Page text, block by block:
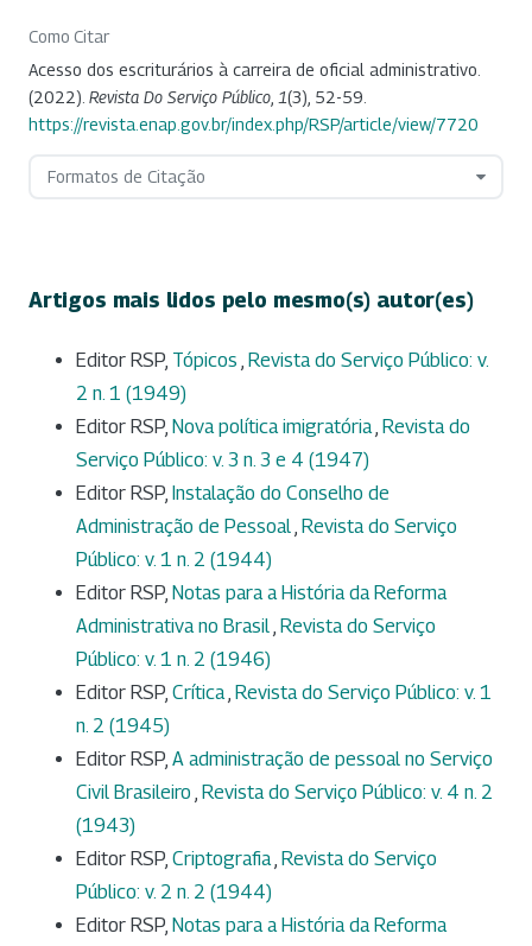
Como Citar
Acesso dos escriturários à carreira de oficial administrativo.
(2022). Revista Do Serviço Público 1(3), 52-59.
https://revista.enap.gov.br/index.php/RSP/article/view/7720
Formatos de Citação
Artigos mais lidos pelo mesmo(s) autor(es)
Editor RSP, Tópicos , Revista do Serviço Público: v.
2 n. 1 (1949)
Editor RSP, Nova política imigratória, Revista do
Serviço Público: v. 3 n. 3 e 4 (1947)
Editor RSP, Instalação do Conselho de
Administração de Pessoal, Revista do Serviço
Público: v. 1 n. 2 (1944)
Editor RSP, Notas para a História da Reforma
Administrativa no Brasil, Revista do Serviço
Público: v. 1 n. 2 (1946)
Editor RSP, Crítica, Revista do Serviço Público: v. 1
n. 2 (1945)
Editor RSP, A administração de pessoal no Serviço
Civil Brasileiro , Revista do Serviço Público: v. 4 n. 2
(1943)
Editor RSP, Criptografia, Revista do Serviço
Público: v. 2 n. 2 (1944)
Editor RSP, Notas para a História da Reforma